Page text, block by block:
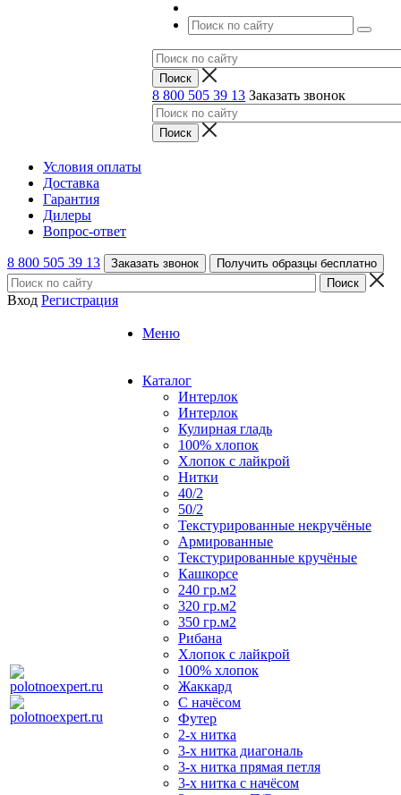
8 800 505 39 13 Заказать звонок
Условия оплаты
Доставка
Гарантия
Дилеры
Вопрос-ответ
8 800 505 39 13 Заказать звонок Получить образцы бесплатно
Вход Регистрация
Меню
Каталог
Интерлок
Интерлок
Кулирная гладь
100% хлопок
Хлопок с лайкрой
Нитки
40/2
50/2
Текстурированные некручёные
Армированные
Текстурированные кручёные
Кашкорсе
240 гр.м2
320 гр.м2
350 гр.м2
Рибана
Хлопок с лайкрой
100% хлопок
Жаккард
С начёсом
Футер
2-х нитка
3-х нитка диагональ
3-х нитка прямая петля
3-х нитка с начёсом